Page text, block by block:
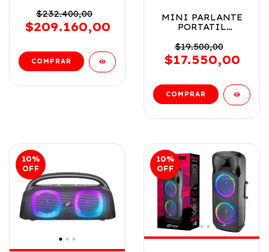
COD AQUA
$232.400,00
$209.160,00
MINI PARLANTE
PORTATIL
NOGA COD NGS-
025RJ
$19.500,00
$17.550,00
10%
OFF
10%
OFF